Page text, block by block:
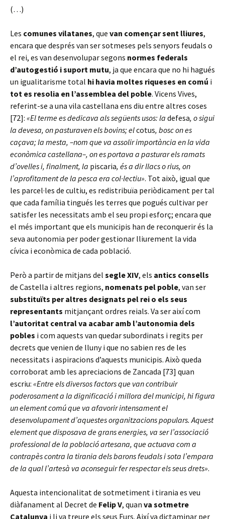
(…)
Les comunes vilatanes, que van començar sent lliures,
encara que després van ser sotmeses pels senyors feudals o
el rei, es van desenvolupar segons normes federals
d’autogestió i suport mutu, ja que encara que no hi hagués
un igualitarisme total hi havia moltes riqueses en comú i
tot es resolia en l’assemblea del poble. Vicens Vives,
referint-se a una vila castellana ens diu entre altres coses
[72]: «El terme es dedicava als següents usos: la defesa, o sigui
la devesa, on pasturaven els bovins; elcotus, bosc on es
caçava; la mesta, –nom que va assolir importància en la vida
econòmica castellana–, on es portava a pasturar els ramats
d’ovelles i, finalment, la piscaria, és a dir llacs o rius, on
l’aprofitament de la pesca era col·lectiu». Tot això, igual que
les parcel·les de cultiu, es redistribuïa periòdicament per tal
que cada família tingués les terres que pogués cultivar per
satisfer les necessitats amb el seu propi esforç; encara que
el més important que els municipis han de reconquerir és la
seva autonomia per poder gestionar lliurement la vida
cívica i econòmica de cada població.
Però a partir de mitjans del segle XIV, els antics consells
de Castella i altres regions, nomenats pel poble, van ser
substituïts per altres designats pel rei o els seus
representants mitjançant ordres reials. Va ser així com
l’autoritat central va acabar amb l’autonomia dels
pobles i com aquests van quedar subordinats i regits per
decrets que venien de lluny i que no sabien res de les
necessitats i aspiracions d’aquests municipis. Això queda
corroborat amb les apreciacions de Zancada [73] quan
escriu: «Entre els diversos factors que van contribuir
poderosament a la dignificació i millora del municipi, hi figura
un element comú que va afavorir intensament el
desenvolupament d’aquestes organitzacions populars. Aquest
element que disposava de grans energies, va ser l’associació
professional de la població artesana, que actuava com a
contrapès contra la tirania dels barons feudals i sota l’empara
de la qual l’artesà va aconseguir fer respectar els seus drets».
Aquesta intencionalitat de sotmetiment i tirania es veu
diàfanament al Decret de Felip V, quan va sotmetre
Catalunya i li va treure els seus Furs. Així va dictaminar per